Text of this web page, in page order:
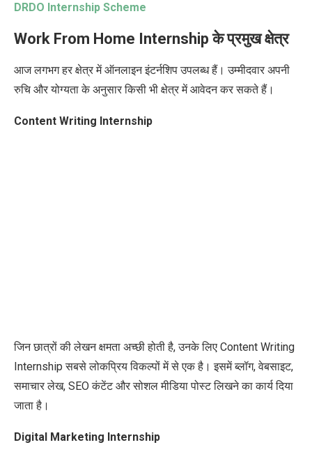
DRDO Internship Scheme
Work From Home Internship के प्रमुख क्षेत्र
आज लगभग हर क्षेत्र में ऑनलाइन इंटर्नशिप उपलब्ध हैं। उम्मीदवार अपनी
रुचि और योग्यता के अनुसार किसी भी क्षेत्र में आवेदन कर सकते हैं।
Content Writing Internship
जिन छात्रों की लेखन क्षमता अच्छी होती है, उनके लिए Content Writing
Internship सबसे लोकप्रिय विकल्पों में से एक है। इसमें ब्लॉग, वेबसाइट,
समाचार लेख, SEO कंटेंट और सोशल मीडिया पोस्ट लिखने का कार्य दिया
जाता है।
Digital Marketing Internship